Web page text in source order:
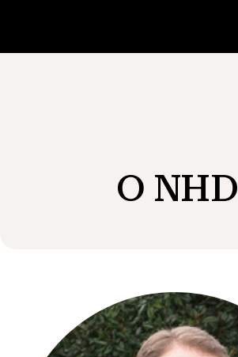
Wiadomości i wydarzenia
Zaangażować się
O NHD